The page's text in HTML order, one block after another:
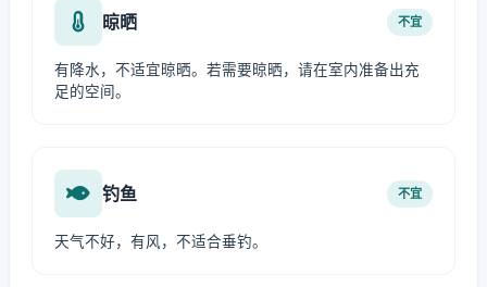
晾晒 不宜
有降水，不适宜晾晒。若需要晾晒，请在室内准备出充
足的空间。
钓鱼 不宜
天气不好，有风，不适合垂钓。